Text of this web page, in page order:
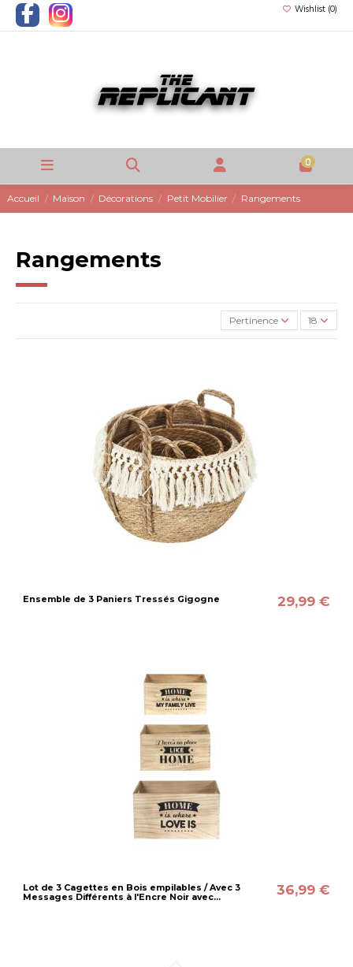
Wishlist (0)
0
Accueil Maison Décorations Petit Mobilier Rangements
Rangements
Pertinence 18
Ensemble de 3 Paniers Tressés Gigogne 29,99 €
Lot de 3 Cagettes en Bois empilables / Avec 3
Messages Différents à l'Encre Noir avec...
36,99 €